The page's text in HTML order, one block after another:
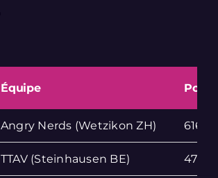
Équipe
Angry Nerds (Wetzikon ZH) 616
TTAV (Steinhausen BE) 475